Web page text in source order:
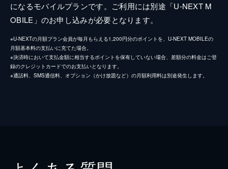
になるモバイルプランです。ご利用には別途「U-NEXT M
OBILE」のお申し込みが必要となります。
※U-NEXTの月額プラン会員が毎月もらえる1,200円分のポイントを、U-NEXT MOBILEの
月額基本料の支払いに充てた場合。
※決済時において支払金額に相当するポイントを保有していない場合、差額分の料金はご登
録のクレジットカードでのお支払いとなります。
※通話料、SMS通信料、オプション（かけ放題など）の月額利用料は別途発生します。